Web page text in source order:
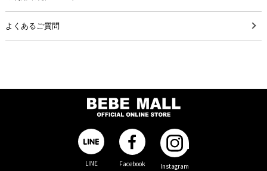
よくあるご質問
LINE Facebook Instagram